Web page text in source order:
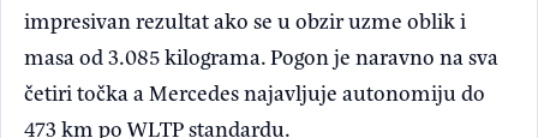
impresivan rezultat ako se u obzir uzme oblik i
masa od 3.085 kilograma. Pogon je naravno na sva
četiri točka a Mercedes najavljuje autonomiju do
473 km po WLTP standardu.